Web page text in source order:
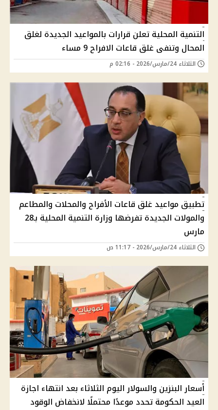
التنمية المحلية تعلن قرارات بالمواعيد الجديدة لغلق
المحال وتنفى غلق قاعات الافراح 9 مساء
الثلاثاء 24/مارس/2026 - 02:16 م
تطبيق مواعيد غلق قاعات الأفراح والمحلات والمطاعم
والمولات الجديدة تفرضها وزارة التنمية المحلية بـ28
مارس
الثلاثاء 24/مارس/2026 - 11:17 ص
أسعار البنزين والسولار اليوم الثلاثاء بعد انتهاء اجازة
العيد الحكومة تحدد موعدًا محتملًا لانخفاض الوقود